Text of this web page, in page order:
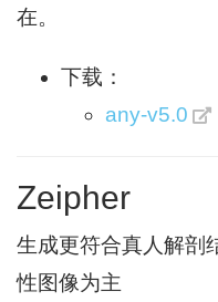
在。
下载：
any-v5.0
Zeipher
生成更符合真人解剖
性图像为主